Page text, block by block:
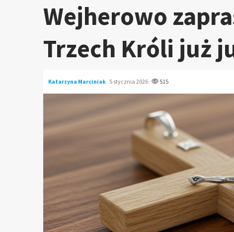
Wejherowo
Trzech Króli już
Katarzyna Marciniak 5 stycznia 2026 515